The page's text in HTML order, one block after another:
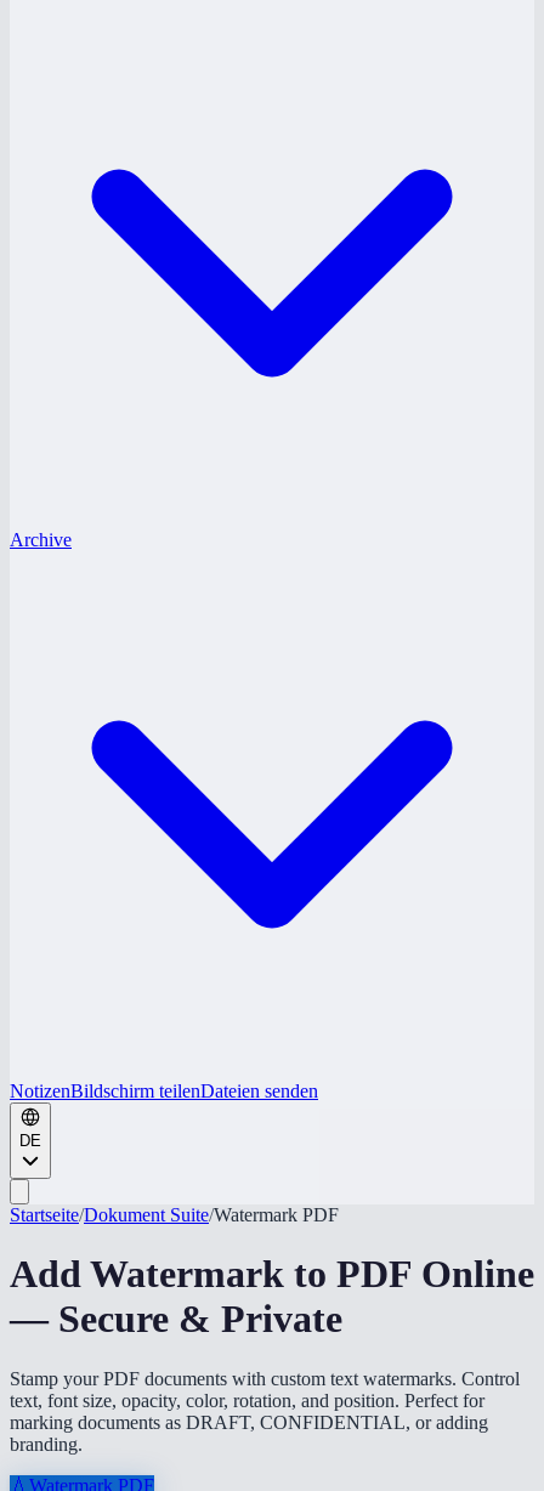
Archive
NotizenBildschirm teilenDateien senden
DE
Startseite/Dokument Suite/Watermark PDF
Add Watermark to PDF Online
— Secure & Private
Stamp your PDF documents with custom text watermarks. Control
text, font size, opacity, color, rotation, and position. Perfect for
marking documents as DRAFT, CONFIDENTIAL, or adding
branding.
💧 Watermark PDF